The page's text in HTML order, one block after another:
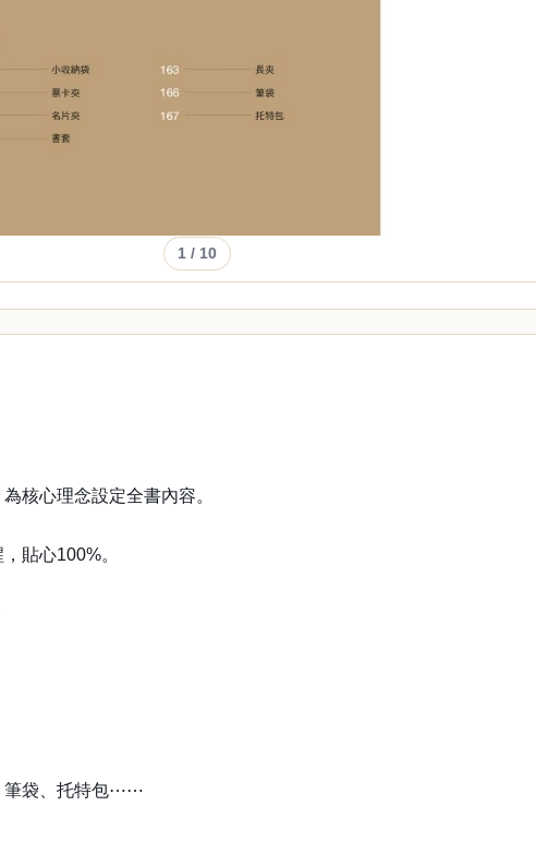
1 / 10
核心理念設定全書內容。
貼心100%。
筆袋、托特包⋯⋯